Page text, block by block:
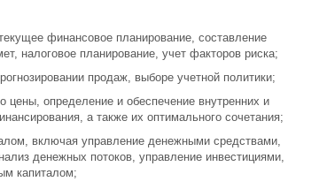
финансовое планирование, составление
налоговое планирование, учет факторов риска;
продаж, выборе учетной политики;
цены, определение и обеспечение внутренних и
а также их оптимального сочетания;
включая управление денежными средствами,
денежных потоков, управление инвестициями,
капиталом;